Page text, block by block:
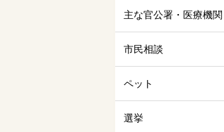
主な官公署・医療機関
市民相談
ペット
選挙